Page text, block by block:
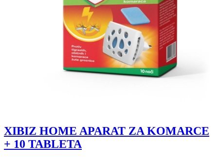
XIBIZ HOME APARAT ZA KOMARCE
+ 10 TABLETA